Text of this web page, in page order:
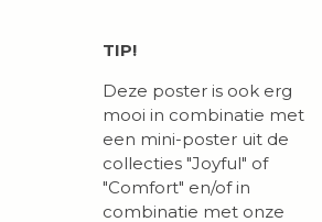
TIP!
Deze poster is ook erg
mooi in combinatie met
een mini-poster uit de
collecties "Joyful" of
"Comfort" en/of in
combinatie met onze